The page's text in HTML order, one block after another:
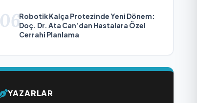
06Robotik Kalça Protezinde Yeni Dönem:
Doç. Dr. Ata Can’dan Hastalara Özel
Cerrahi Planlama
YAZARLAR